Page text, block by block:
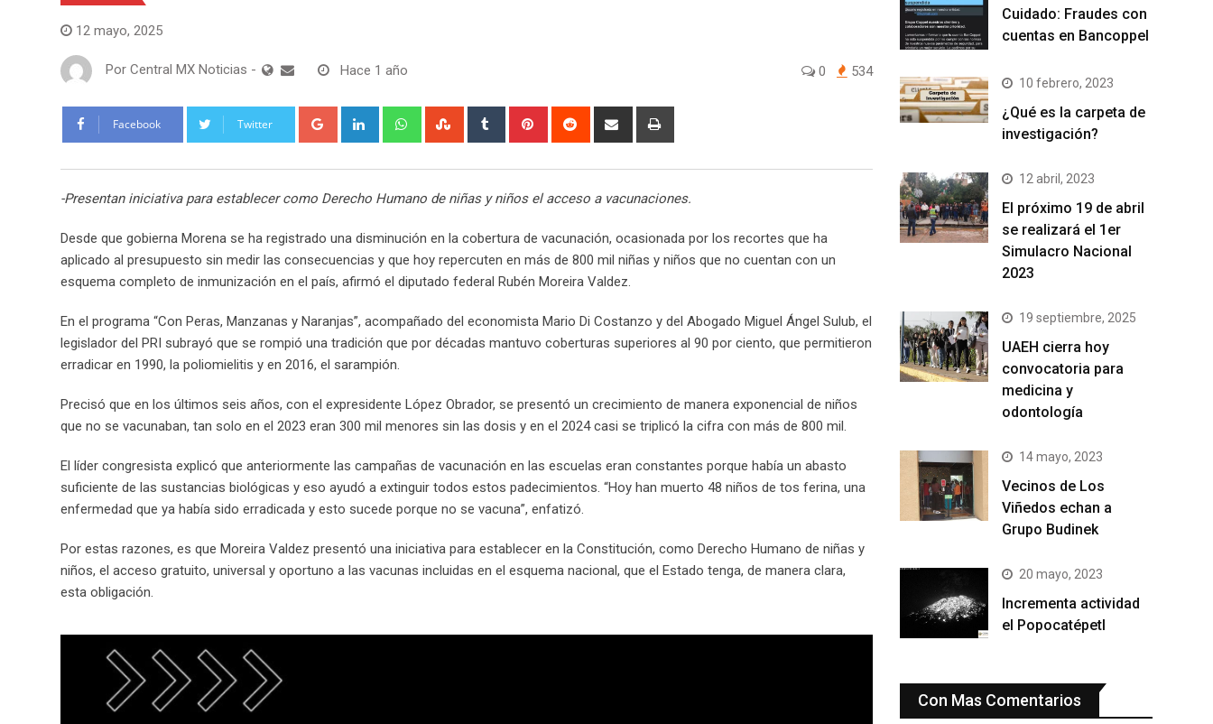
12 mayo, 2025
Por Central MX Noticias - Hace 1 año 0 534
Facebook Twitter Google+ LinkedIn WhatsappStumbleUpon
Tumblr Pinterest Reddit
Share
-Presentan iniciativa para establecer como Derecho Humano de niñas y niños el acceso a vacunaciones.
Desde que gobierna Morena se ha registrado una disminución en la cobertura de vacunación, ocasionada por los recortes que ha
aplicado al presupuesto sin medir las consecuencias y que hoy repercuten en más de 800 mil niñas y niños que no cuentan con un
esquema completo de inmunización en el país, afirmó el diputado federal Rubén Moreira Valdez.
En el programa “Con Peras, Manzanas y Naranjas”, acompañado del economista Mario Di Costanzo y del Abogado Miguel Ángel Sulub, el
legislador del PRI subrayó que se rompió una tradición que por décadas mantuvo coberturas superiores al 90 por ciento, que permitieron
erradicar en 1990, la poliomielitis y en 2016, el sarampión.
Precisó que en los últimos seis años, con el expresidente López Obrador, se presentó un crecimiento de manera exponencial de niños
que no se vacunaban, tan solo en el 2023 eran 300 mil menores sin las dosis y en el 2024 casi se triplicó la cifra con más de 800 mil.
El líder congresista explicó que anteriormente las campañas de vacunación en las escuelas eran constantes porque había un abasto
suficiente de las sustancias biológicas y eso ayudó a extinguir todos estos padecimientos. “Hoy han muerto 48 niños de tos ferina, una
enfermedad que ya había sido erradicada y esto sucede porque no se vacuna”, enfatizó.
Por estas razones, es que Moreira Valdez presentó una iniciativa para establecer en la Constitución, como Derecho Humano de niñas y
niños, el acceso gratuito, universal y oportuno a las vacunas incluidas en el esquema nacional, que el Estado tenga, de manera clara,
esta obligación.
Cuidado: Fraudes con
cuentas en Bancoppel
10 febrero, 2023
¿Qué es la carpeta de
investigación?
12 abril, 2023
El próximo 19 de abril
se realizará el 1er
Simulacro Nacional
2023
19 septiembre, 2025
UAEH cierra hoy
convocatoria para
medicina y
odontología
14 mayo, 2023
Vecinos de Los
Viñedos echan a
Grupo Budinek
20 mayo, 2023
Incrementa actividad
el Popocatépetl
Con Mas Comentarios